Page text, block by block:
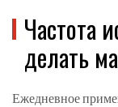
Частота
делать
Ежедневное